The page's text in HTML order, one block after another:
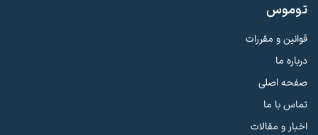
توموس
قوانین و مقررات
درباره ما
صفحه اصلی
تماس با ما
اخبار و مقالات